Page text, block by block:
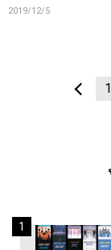
2019/12/5
1